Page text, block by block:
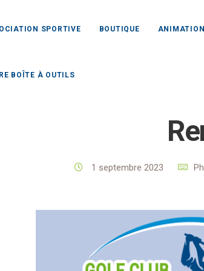
SPORTIVE BOUTIQUE
BOÎTE À OUTILS
1 septembre 2023